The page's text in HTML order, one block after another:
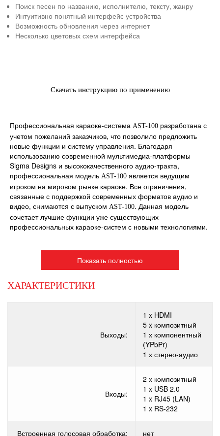
Поиск песен по названию, исполнителю, тексту, жанру
Интуитивно понятный интерфейс устройства
Возможность обновления через интернет
Несколько цветовых схем интерфейса
Скачать инструкцию по применению
Профессиональная караоке-система AST-100 разработана с
учетом пожеланий заказчиков, что позволило предложить
новые функции и систему управления. Благодаря
использованию современной мультимедиа-платформы
Sigma Designs и высококачественного аудио-тракта,
профессиональная модель AST-100 является ведущим
игроком на мировом рынке караоке. Все ограничения,
связанные с поддержкой современных форматов аудио и
видео, снимаются с выпуском AST-100. Данная модель
сочетает лучшие функции уже существующих
профессиональных караоке-систем с новыми технологиями.
Показать полностью
ХАРАКТЕРИСТИКИ
Выходы:
1 x HDMI
5 x композитный
1 х компонентный
(YPbPr)
1 х стерео-аудио
Входы:
2 х композитный
1 x USB 2.0
1 x RJ45 (LAN)
1 x RS-232
Встроенная голосовая обработка: нет